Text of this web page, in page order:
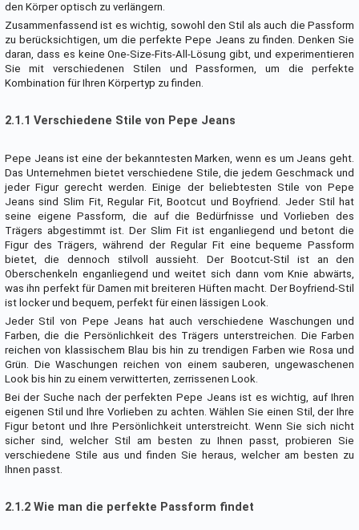
den Körper optisch zu verlängern.
Zusammenfassend ist es wichtig, sowohl den Stil als auch die Passform
zu berücksichtigen, um die perfekte Pepe Jeans zu finden. Denken Sie
daran, dass es keine One-Size-Fits-All-Lösung gibt, und experimentieren
Sie mit verschiedenen Stilen und Passformen, um die perfekte
Kombination für Ihren Körpertyp zu finden.
2.1.1 Verschiedene Stile von Pepe Jeans
Pepe Jeans ist eine der bekanntesten Marken, wenn es um Jeans geht.
Das Unternehmen bietet verschiedene Stile, die jedem Geschmack und
jeder Figur gerecht werden. Einige der beliebtesten Stile von Pepe
Jeans sind Slim Fit, Regular Fit, Bootcut und Boyfriend. Jeder Stil hat
seine eigene Passform, die auf die Bedürfnisse und Vorlieben des
Trägers abgestimmt ist. Der Slim Fit ist enganliegend und betont die
Figur des Trägers, während der Regular Fit eine bequeme Passform
bietet, die dennoch stilvoll aussieht. Der Bootcut-Stil ist an den
Oberschenkeln enganliegend und weitet sich dann vom Knie abwärts,
was ihn perfekt für Damen mit breiteren Hüften macht. Der Boyfriend-Stil
ist locker und bequem, perfekt für einen lässigen Look.
Jeder Stil von Pepe Jeans hat auch verschiedene Waschungen und
Farben, die die Persönlichkeit des Trägers unterstreichen. Die Farben
reichen von klassischem Blau bis hin zu trendigen Farben wie Rosa und
Grün. Die Waschungen reichen von einem sauberen, ungewaschenen
Look bis hin zu einem verwitterten, zerrissenen Look.
Bei der Suche nach der perfekten Pepe Jeans ist es wichtig, auf Ihren
eigenen Stil und Ihre Vorlieben zu achten. Wählen Sie einen Stil, der Ihre
Figur betont und Ihre Persönlichkeit unterstreicht. Wenn Sie sich nicht
sicher sind, welcher Stil am besten zu Ihnen passt, probieren Sie
verschiedene Stile aus und finden Sie heraus, welcher am besten zu
Ihnen passt.
2.1.2 Wie man die perfekte Passform findet